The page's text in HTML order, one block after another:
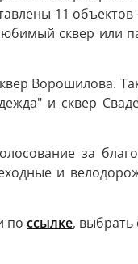
11
сквер
Ворошилова.
и сквер
за
и
по ссылке, выбрать